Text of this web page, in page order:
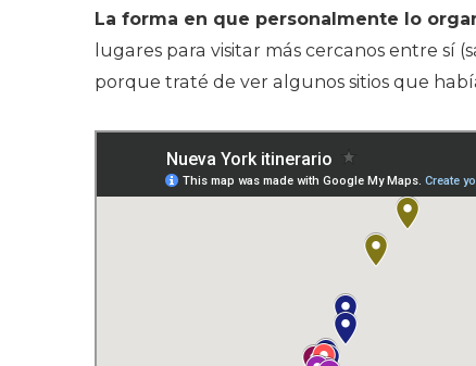
La forma en que personalmente lo
lugares para visitar más cercanos entre sí
porque traté de ver algunos sitios que